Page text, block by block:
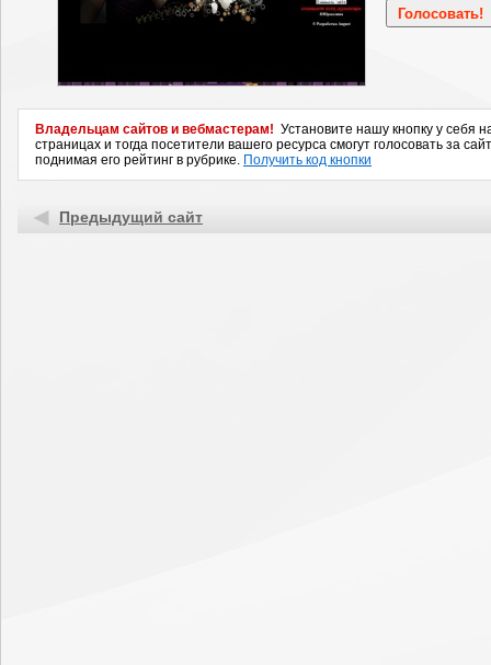
Владельцам сайтов и вебмастерам! Установите нашу кнопку у себя
страницах и тогда посетители вашего ресурса смогут голосовать за
поднимая его рейтинг в рубрике. Получить код кнопки
Предыдущий сайт